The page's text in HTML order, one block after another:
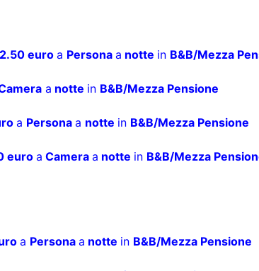
anotteinB&B/Mezza Pensione
aPersonaa notteinB&B/Mezza Pensione
euroaCameraanotteinB&B/Mezza Pensione
anotte inB&B/Mezza Pensione